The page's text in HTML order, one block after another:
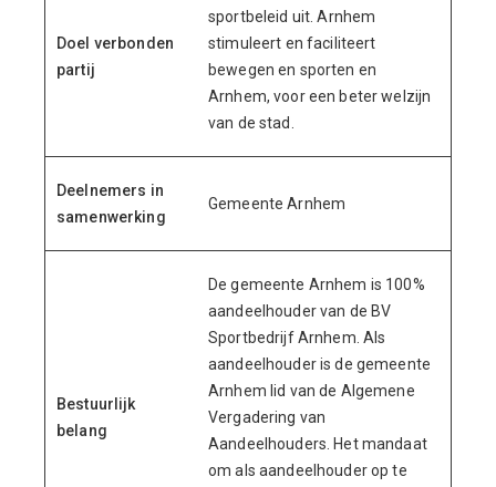
Doel verbonden
partij
sportbeleid uit. Arnhem
stimuleert en faciliteert
bewegen en sporten en
Arnhem, voor een beter welzijn
van de stad.
Deelnemers in
samenwerking
Gemeente Arnhem
Bestuurlijk
belang
De gemeente Arnhem is 100%
aandeelhouder van de BV
Sportbedrijf Arnhem. Als
aandeelhouder is de gemeente
Arnhem lid van de Algemene
Vergadering van
Aandeelhouders. Het mandaat
om als aandeelhouder op te